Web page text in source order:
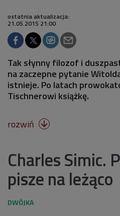
ostatnia aktualizacja:
21.05.2015 21:00
Tak słynny filozof i
na zaczepne pytanie
istnieje. Po latach
Tischnerowi książkę.
rozwiń 
Charles Simic.
pisze na leżąco